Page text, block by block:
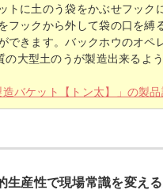
トに土のう袋をかぶせフック
フックから外して袋の口を縛
できます。バックホウのオペ
大型土のうが製造出来るよ
バケット【トン太】」の製
生産性で現場常識を変え